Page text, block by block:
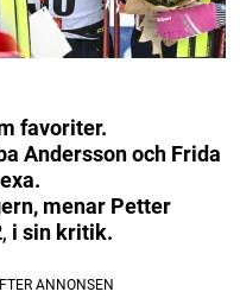
favoriter.
Andersson och Frida
menar Petter
, i sin kritik.